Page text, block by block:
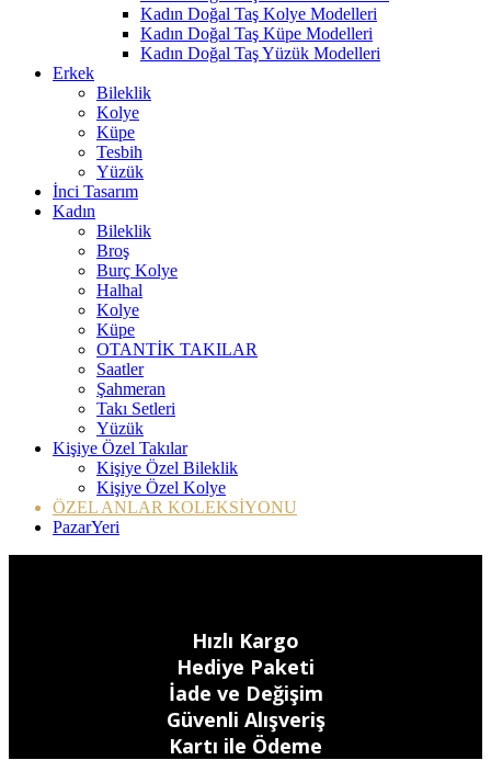
Kadın Doğal Taş Kolye Modelleri
Kadın Doğal Taş Küpe Modelleri
Kadın Doğal Taş Yüzük Modelleri
Erkek
Bileklik
Kolye
Küpe
Tesbih
Yüzük
İnci Tasarım
Kadın
Bileklik
Broş
Burç Kolye
Halhal
Kolye
Küpe
OTANTİK TAKILAR
Saatler
Şahmeran
Takı Setleri
Yüzük
Kişiye Özel Takılar
Kişiye Özel Bileklik
Kişiye Özel Kolye
ÖZEL ANLAR KOLEKSİYONU
PazarYeri
Hızlı Kargo
Hediye Paketi
İade ve Değişim
Güvenli Alışveriş
Kartı ile Ödeme